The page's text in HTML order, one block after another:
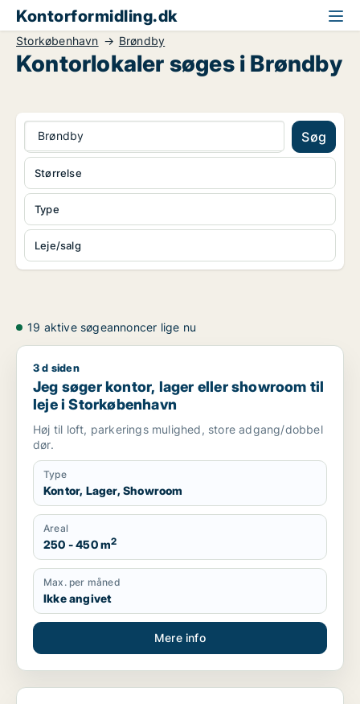
Kontorformidling.dk
Storkøbenhavn Brøndby
Kontorlokaler søges i Brøndby
Brøndby Søg
Type
Leje/salg
Størrelse
19 aktive søgeannoncer lige nu
Jeg søger kontor, lager eller showroom til leje i
3 d siden
Jeg søger kontor, lager eller showroom til
leje i Storkøbenhavn
Høj til loft, parkerings mulighed, store adgang/dobbel
dør.
Type
Kontor, Lager, Showroom
Areal
250 - 450 m2
Max. per måned
Ikke angivet
Mere info